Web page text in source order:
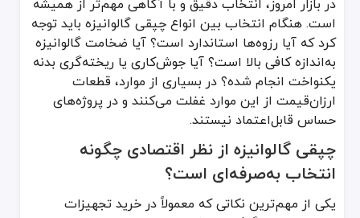
است. هنگام انتخاب بین انواع چپقی گالوانیزه باید توجه
کرد که آیا رزوه‌ها استاندارد است؟ آیا ضخامت گالوانیزه
به‌اندازه کافی بالا است؟ آیا جوش‌کاری یا ریخته‌گری بدنه
یکنواخت انجام شده؟ در بسیاری از موارد، قطعات
ارزان‌قیمت از این موارد غفلت می‌کنند و در پروژه‌های
حساس قابل‌اعتماد نیستند.
چپقی گالوانیزه از نظر اقتصادی چگونه
انتخاب به‌صرفه‌ای است؟
یکی از مهم‌ترین نکاتی که معمولاً در خرید تجهیزات